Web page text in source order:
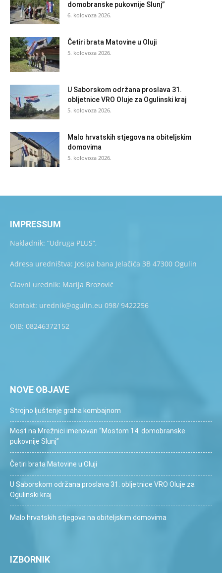
domobranske pukovnije Slunj”
6. kolovoza 2026.
Četiri brata Matovine u Oluji
5. kolovoza 2026.
U Saborskom održana proslava 31.
obljetnice VRO Oluje za Ogulinski kraj
5. kolovoza 2026.
Malo hrvatskih stjegova na obiteljskim
domovima
5. kolovoza 2026.
IMPRESSUM
Nakladnik: “Udruga PLUS”,
Adresa uredništva: Josipa bana Jelačića 3B 47300 Ogulin
Glavni urednik: Marija Brozović
Kontakt: urednik@ogulin.eu 098/ 9422256
OIB: 08246372152
NOVE OBJAVE
Strojno ljuštenje graha kombajnom
Most na Mrežnici imenovan “Mostom 14. domobranske
pukovnije Slunj”
Četiri brata Matovine u Oluji
U Saborskom održana proslava 31. obljetnice VRO Oluje za
Ogulinski kraj
Malo hrvatskih stjegova na obiteljskim domovima
IZBORNIK